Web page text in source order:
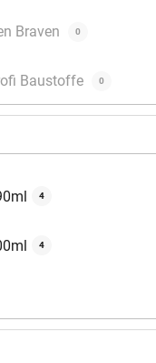
Braven 0
Baustoffe 0
4
4